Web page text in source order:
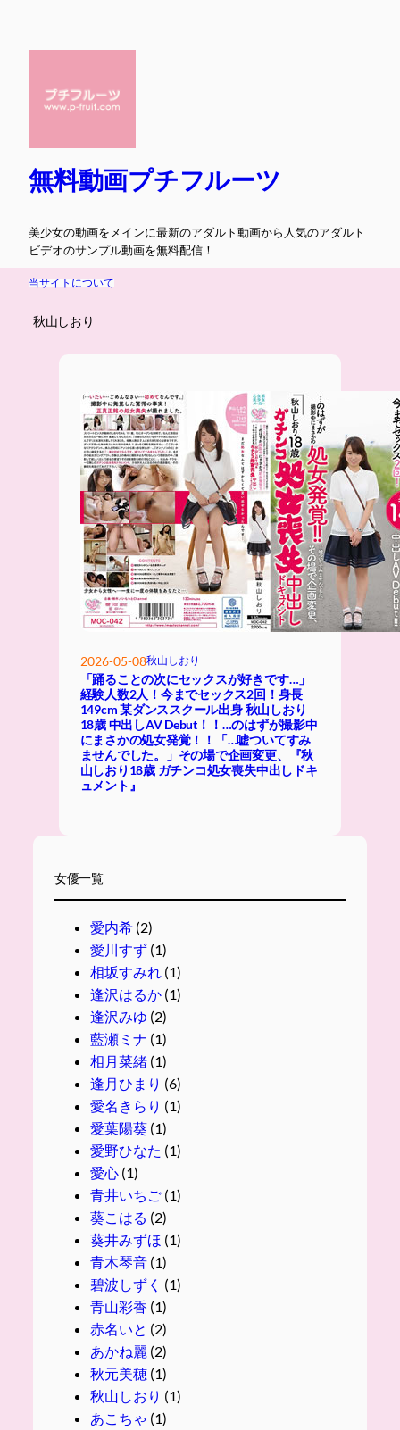
無料動画プチフルーツ
美少女の動画をメインに最新のアダルト動画から人気のアダルト
ビデオのサンプル動画を無料配信！
当サイトについて
秋山しおり
2026-05-08秋山しおり
「踊ることの次にセックスが好きです…」
経験人数2人！今までセックス2回！身長
149cm 某ダンススクール出身 秋山しおり
18歳 中出しAV Debut！！…のはずが撮影中
にまさかの処女発覚！！「…嘘ついてすみ
ませんでした。」その場で企画変更、『秋
山しおり18歳 ガチンコ処女喪失中出しドキ
ュメント』
女優一覧
愛内希(2)
愛川すず(1)
相坂すみれ (1)
逢沢はるか(1)
逢沢みゆ (2)
藍瀬ミナ (1)
相月菜緒(1)
逢月ひまり (6)
愛名きらり (1)
愛葉陽葵(1)
愛野ひなた (1)
愛心(1)
青井いちご(1)
葵こはる (2)
葵井みずほ (1)
青木琴音(1)
碧波しずく (1)
青山彩香 (1)
赤名いと (2)
あかね麗 (2)
秋元美穂(1)
秋山しおり (1)
あこちゃ (1)